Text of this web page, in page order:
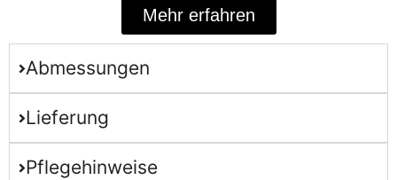
Mehr erfahren
Abmessungen
Lieferung
Pflegehinweise